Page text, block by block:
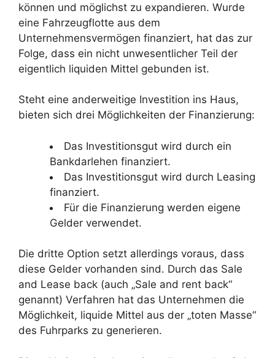
können und möglichst zu expandieren. Wurde
eine Fahrzeugflotte aus dem
Unternehmensvermögen finanziert, hat das zur
Folge, dass ein nicht unwesentlicher Teil der
eigentlich liquiden Mittel gebunden ist.
Steht eine anderweitige Investition ins Haus,
bieten sich drei Möglichkeiten der Finanzierung:
Das Investitionsgut wird durch ein
Bankdarlehen finanziert.
Das Investitionsgut wird durch Leasing
finanziert.
Für die Finanzierung werden eigene
Gelder verwendet.
Die dritte Option setzt allerdings voraus, dass
diese Gelder vorhanden sind. Durch das Sale
and Lease back (auch „Sale and rent back“
genannt) Verfahren hat das Unternehmen die
Möglichkeit, liquide Mittel aus der „toten Masse“
des Fuhrparks zu generieren.